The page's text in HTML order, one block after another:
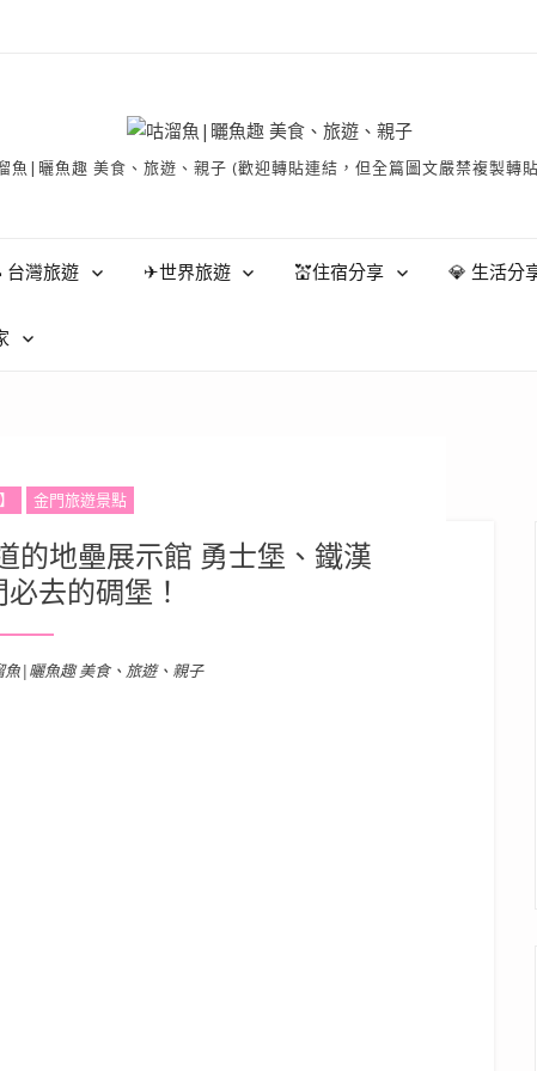
曬魚趣 美食、旅遊、親子 (歡迎轉貼連結，但全篇圖文嚴禁複製轉
台灣旅遊 ✈世界旅遊 💒住宿分享 💎 生活分
金門旅遊景點
的地壘展示館 勇士堡、鐵漢
去的碉堡！
魚|曬魚趣 美食、旅遊、親子